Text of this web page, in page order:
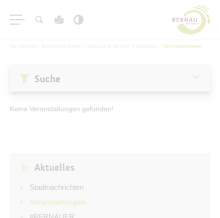
Aktuelles
Amtsblatt
Haushalt
Öffentliche Auslegungen
Veranstaltungen
Keine Veranstaltungen gefunden!
Suche
Aktuelles
Stadtnachrichten
Veranstaltungen